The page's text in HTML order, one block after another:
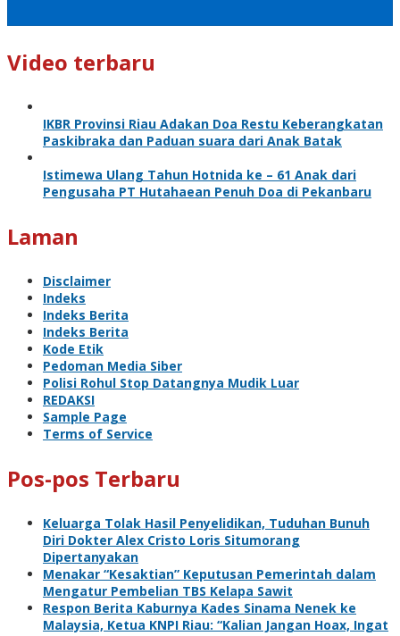
Video terbaru
IKBR Provinsi Riau Adakan Doa Restu Keberangkatan
Paskibraka dan Paduan suara dari Anak Batak
Istimewa Ulang Tahun Hotnida ke – 61 Anak dari
Pengusaha PT Hutahaean Penuh Doa di Pekanbaru
Laman
Disclaimer
Indeks
Indeks Berita
Indeks Berita
Kode Etik
Pedoman Media Siber
Polisi Rohul Stop Datangnya Mudik Luar
REDAKSI
Sample Page
Terms of Service
Pos-pos Terbaru
Keluarga Tolak Hasil Penyelidikan, Tuduhan Bunuh
Diri Dokter Alex Cristo Loris Situmorang
Dipertanyakan
Menakar “Kesaktian” Keputusan Pemerintah dalam
Mengatur Pembelian TBS Kelapa Sawit
Respon Berita Kaburnya Kades Sinama Nenek ke
Malaysia, Ketua KNPI Riau: “Kalian Jangan Hoax, Ingat